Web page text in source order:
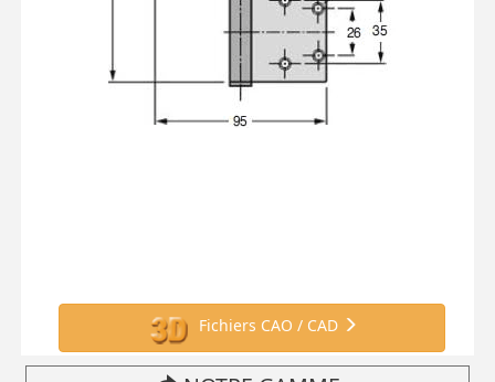
Fichiers CAO / CAD